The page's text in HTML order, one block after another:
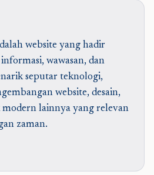
website yang hadir
wawasan, dan
seputar teknologi,
website, desain,
lainnya yang relevan
zaman.